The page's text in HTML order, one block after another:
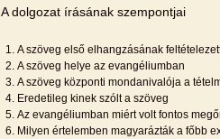
A dolgozat írásának szempontjai
A szöveg első elhangzásának
A szöveg helye az evangéliumban
A szöveg központi mondanivalója a
Eredetileg kinek szólt a szöveg
Az evangéliumban miért volt fontos
Milyen értelemben magyarázták a főbb